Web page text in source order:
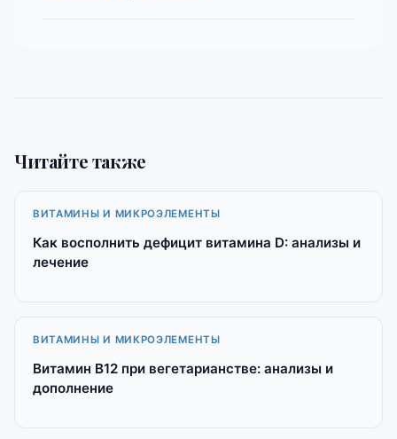
Читайте также
ВИТАМИНЫ И МИКРОЭЛЕМЕНТЫ
Как восполнить дефицит витамина D: анализы и
лечение
ВИТАМИНЫ И МИКРОЭЛЕМЕНТЫ
Витамин B12 при вегетарианстве: анализы и
дополнение